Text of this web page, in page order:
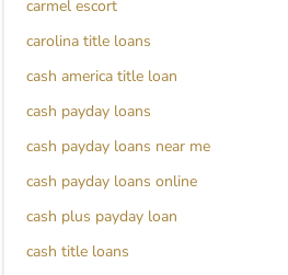
carmel escort
carolina title loans
cash america title loan
cash payday loans
cash payday loans near me
cash payday loans online
cash plus payday loan
cash title loans